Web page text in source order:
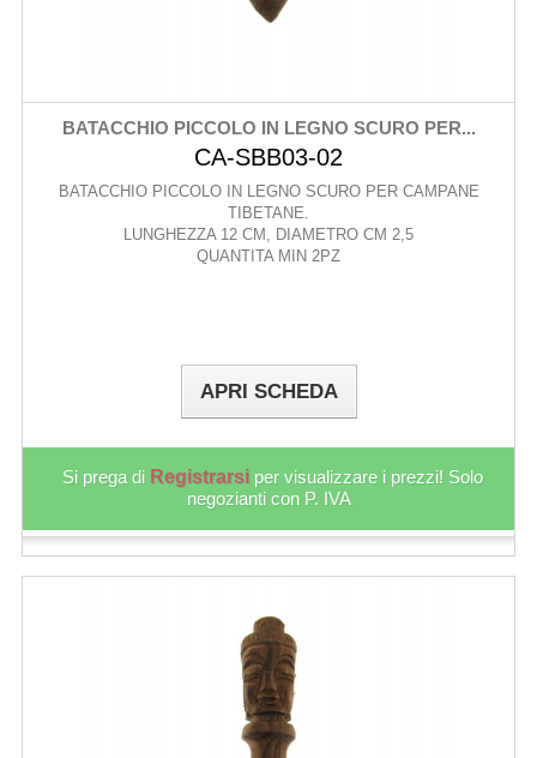
BATACCHIO PICCOLO IN LEGNO SCURO PER...
CA-SBB03-02
BATACCHIO PICCOLO IN LEGNO SCURO PER CAMPANE
TIBETANE.
LUNGHEZZA 12 CM, DIAMETRO CM 2,5
QUANTITA MIN 2PZ
APRI SCHEDA
Si prega di Registrarsi per visualizzare i prezzi! Solo
negozianti con P. IVA